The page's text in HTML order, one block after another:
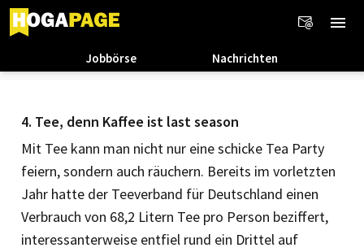
Jobbörse Nachrichten
4. Tee, denn Kaffee ist last season
Mit Tee kann man nicht nur eine schicke Tea Party
feiern, sondern auch räuchern. Bereits im vorletzten
Jahr hatte der Teeverband für Deutschland einen
Verbrauch von 68,2 Litern Tee pro Person beziffert,
interessanterweise entfiel rund ein Drittel auf